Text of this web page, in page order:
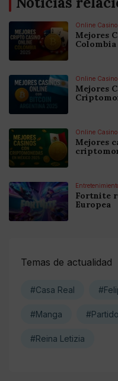
Online Casino
Mejores
Online Casino
Mejores
Online Casino
Mejores
Fortnite
Europea
Temas de actualidad
#Casa Real
#Manga
#Reina Letizia